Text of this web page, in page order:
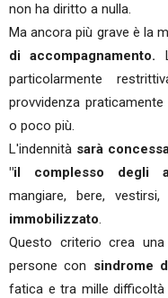
non ha diritto a nulla.
Ma ancora più grave è la
di accompagnamento.
particolarmente
provvidenza
o poco più.
L'indennità sarà
"il complesso degli
mangiare, bere,
immobilizzato.
Questo criterio crea
persone con sindrome
fatica e tra mille difficoltà